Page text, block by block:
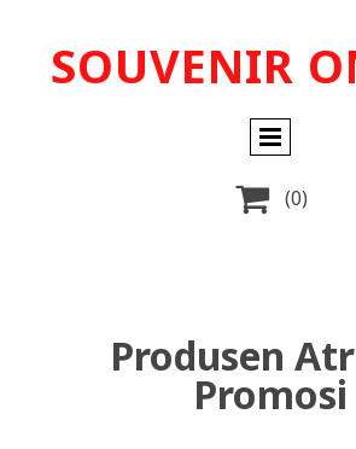
SOUVENIR
 (0)
Produsen
Promosi